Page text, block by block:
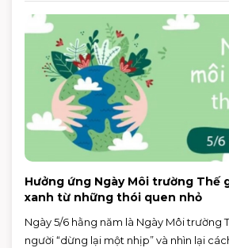
Hưởng ứng Ngày Môi trường Thế
xanh từ những thói quen nhỏ
Ngày 5/6 hằng năm là Ngày Môi trường
người “dừng lại một nhịp” và nhìn lại